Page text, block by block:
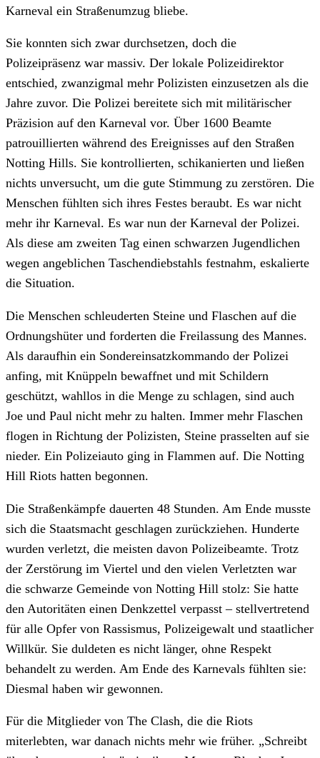
Karneval ein Straßenumzug bliebe.
Sie konnten sich zwar durchsetzen, doch die
Polizeipräsenz war massiv. Der lokale Polizeidirektor
entschied, zwanzigmal mehr Polizisten einzusetzen als die
Jahre zuvor. Die Polizei bereitete sich mit militärischer
Präzision auf den Karneval vor. Über 1600 Beamte
patrouillierten während des Ereignisses auf den Straßen
Notting Hills. Sie kontrollierten, schikanierten und ließen
nichts unversucht, um die gute Stimmung zu zerstören. Die
Menschen fühlten sich ihres Festes beraubt. Es war nicht
mehr ihr Karneval. Es war nun der Karneval der Polizei.
Als diese am zweiten Tag einen schwarzen Jugendlichen
wegen angeblichen Taschendiebstahls festnahm, eskalierte
die Situation.
Die Menschen schleuderten Steine und Flaschen auf die
Ordnungshüter und forderten die Freilassung des Mannes.
Als daraufhin ein Sondereinsatzkommando der Polizei
anfing, mit Knüppeln bewaffnet und mit Schildern
geschützt, wahllos in die Menge zu schlagen, sind auch
Joe und Paul nicht mehr zu halten. Immer mehr Flaschen
flogen in Richtung der Polizisten, Steine prasselten auf sie
nieder. Ein Polizeiauto ging in Flammen auf. Die Notting
Hill Riots hatten begonnen.
Die Straßenkämpfe dauerten 48 Stunden. Am Ende musste
sich die Staatsmacht geschlagen zurückziehen. Hunderte
wurden verletzt, die meisten davon Polizeibeamte. Trotz
der Zerstörung im Viertel und den vielen Verletzten war
die schwarze Gemeinde von Notting Hill stolz: Sie hatte
den Autoritäten einen Denkzettel verpasst – stellvertretend
für alle Opfer von Rassismus, Polizeigewalt und staatlicher
Willkür. Sie duldeten es nicht länger, ohne Respekt
behandelt zu werden. Am Ende des Karnevals fühlten sie:
Diesmal haben wir gewonnen.
Für die Mitglieder von The Clash, die die Riots
miterlebten, war danach nichts mehr wie früher. „Schreibt